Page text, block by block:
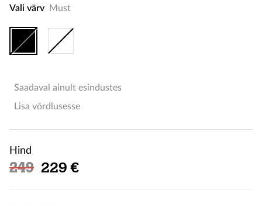
Vali värv Must
Saadaval ainult esindustes
Lisa võrdlusesse
Hind
249 Soodushind
229 €